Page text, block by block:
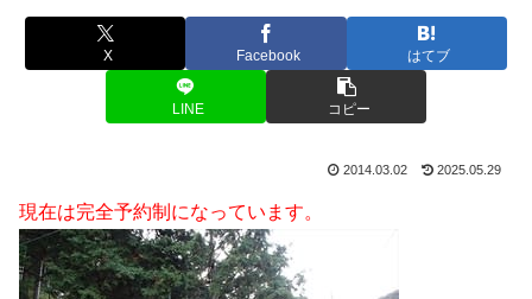
X Facebook はてブ
LINE コピー
2014.03.02 2025.05.29
現在は完全予約制になっています。